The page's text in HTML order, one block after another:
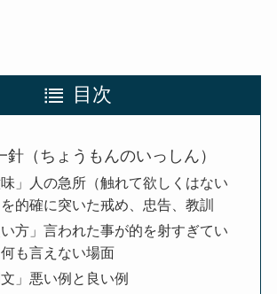
目次
針（ちょうもんのいっしん）
味」人の急所（触れて欲しくはない
的確に突いた戒め、忠告、教訓
い方」言われた事が的を射すぎてい
も言えない場面
文」悪い例と良い例